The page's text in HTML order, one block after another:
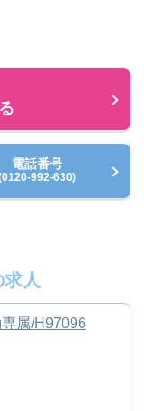
電話番号
992-630)
人
属/H97096